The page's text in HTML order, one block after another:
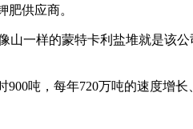
供应商。
一样的蒙特卡利盐堆就是该
吨，每年720万吨的速度增长